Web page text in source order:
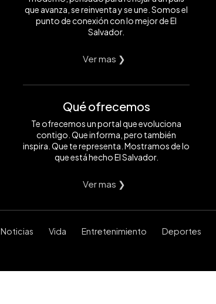
que avanza, se reinventa y se une. Somos el
punto de conexión con lo mejor de El
Salvador.
Ver mas ❯
Qué ofrecemos
Te ofrecemos un portal que evoluciona
contigo. Que informa, pero también
inspira. Que te representa. Mostramos de lo
que está hecho El Salvador.
Ver mas ❯
Noticias Vida Entretenimiento Deportes